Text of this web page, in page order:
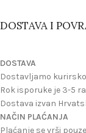
DOSTAVA I
DOSTAVA
Dostavljamo
Rok isporuke je 3-5
Dostava izvan
NAČIN PLAĆANJA
Plaćanje se vrši